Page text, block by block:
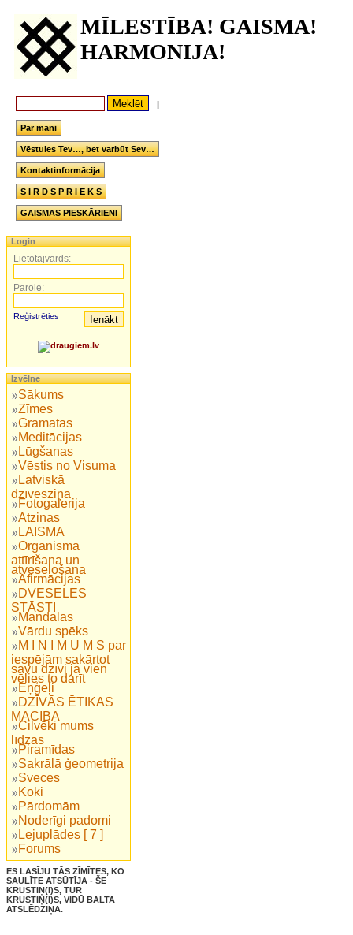
MĪLESTĪBA! GAISMA!
HARMONIJA!
|
Par mani
Vēstules Tev…, bet varbūt Sev…
Kontaktinformācija
S I R D S P R I E K S
GAISMAS PIESKĀRIENI
Login
Lietotājvārds:
Parole:
Reģistrēties
Izvēlne
Sākums
Zīmes
Grāmatas
Meditācijas
Lūgšanas
Vēstis no Visuma
Latviskā
dzīvesziņa
Fotogalerija
Atziņas
LAISMA
Organisma
attīrīšana un
atveseļošana
Afirmācijas
DVĒSELES
STĀSTI
Mandalas
Vārdu spēks
M I N I M U M S par
iespējām sakārtot
savu dzīvi ja vien
vēlies to darīt
Eņģeļi
DZĪVĀS ĒTIKAS
MĀCĪBA
Cilvēki mums
līdzās
Piramīdas
Sakrālā ģeometrija
Sveces
Koki
Pārdomām
Noderīgi padomi
Lejuplādes [ 7 ]
Forums
ES LASĪJU TĀS ZĪMĪTES, KO
SAULĪTE ATSŪTĪJA - ŠE
KRUSTIŅ(I)S, TUR
KRUSTIŅ(I)S, VIDŪ BALTA
ATSLĒDZIŅA.